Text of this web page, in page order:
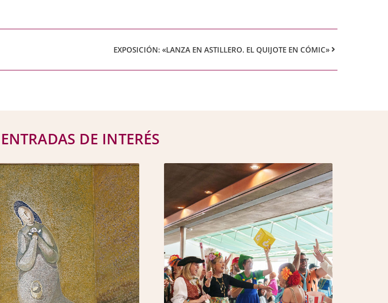
EXPOSICIÓN: «LANZA EN ASTILLERO. EL QUIJOTE EN CÓMIC»
DE INTERÉS